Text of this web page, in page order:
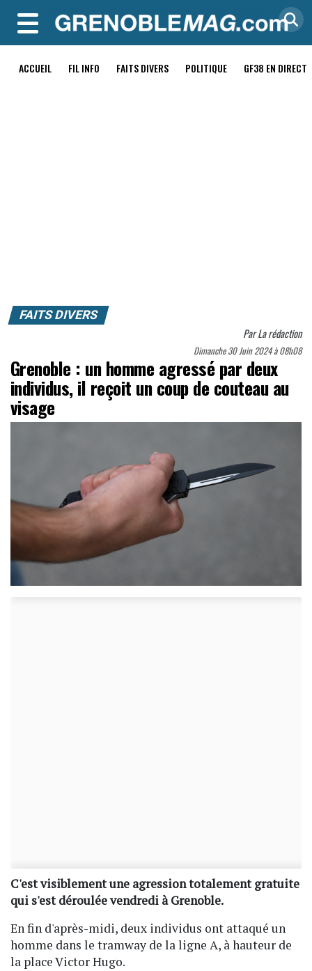
MENU
ACCUEIL FIL INFO FAITS DIVERS POLITIQUE GF38 EN DIRECT
FAITS DIVERS
ParLa rédaction
Dimanche 30 Juin 2024 à 08h08
Grenoble : un homme agressé par deux
individus, il reçoit un coup de couteau au
visage
C'est visiblement une agression totalement gratuite
qui s'est déroulée vendredi à Grenoble.
En fin d'après-midi, deux individus ont attaqué un
homme dans le tramway de la ligne A, à hauteur de
la place Victor Hugo.